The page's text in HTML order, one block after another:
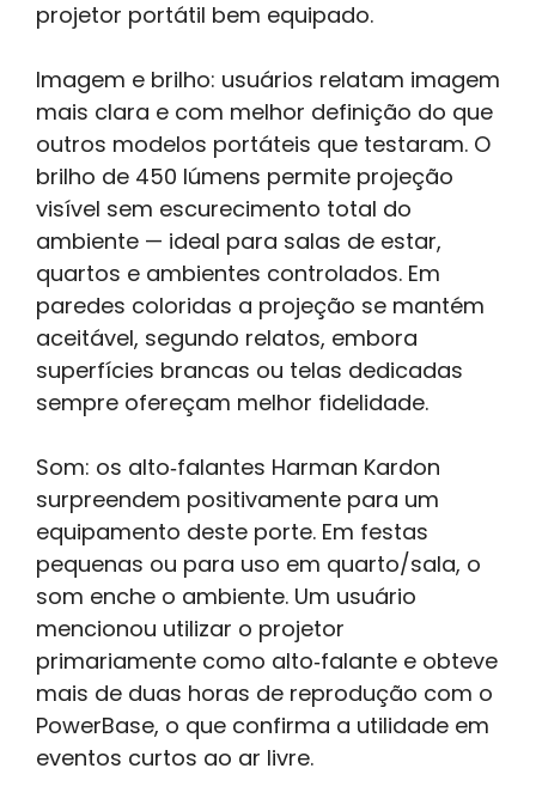
projetor portátil bem equipado.
Imagem e brilho: usuários relatam imagem
mais clara e com melhor definição do que
outros modelos portáteis que testaram. O
brilho de 450 lúmens permite projeção
visível sem escurecimento total do
ambiente — ideal para salas de estar,
quartos e ambientes controlados. Em
paredes coloridas a projeção se mantém
aceitável, segundo relatos, embora
superfícies brancas ou telas dedicadas
sempre ofereçam melhor fidelidade.
Som: os alto‑falantes Harman Kardon
surpreendem positivamente para um
equipamento deste porte. Em festas
pequenas ou para uso em quarto/sala, o
som enche o ambiente. Um usuário
mencionou utilizar o projetor
primariamente como alto‑falante e obteve
mais de duas horas de reprodução com o
PowerBase, o que confirma a utilidade em
eventos curtos ao ar livre.